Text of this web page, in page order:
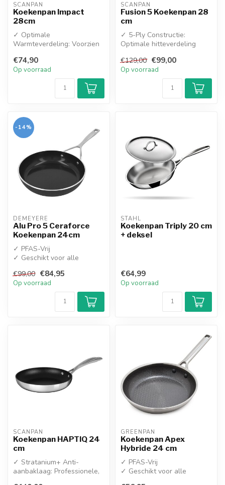
SCANPAN
Koekenpan Impact
28cm
✓ Optimale
Warmteverdeling: Voorzien
aluminiumbodem die z...
€74,90
Op voorraad
SCANPAN
Fusion 5 Koekenpan 28
cm
✓ 5-Ply Constructie:
Optimale hitteverdeling
aluminium....
€129,00 €99,00
Op voorraad
-14%
DEMEYERE
Alu Pro 5 Ceraforce
Koekenpan 24cm
✓ PFAS-Vrij
✓ Geschikt voor alle
€99,00 €84,95
Op voorraad
STAHL
Koekenpan Triply 20 cm
+ deksel
€64,99
Op voorraad
SCANPAN
Koekenpan HAPTIQ 24
cm
✓ Stratanium+ Anti-
aanbaklaag: Professionele,
GREENPAN
Koekenpan Apex
Hybride 24 cm
✓ PFAS-Vrij
✓ Geschikt voor alle